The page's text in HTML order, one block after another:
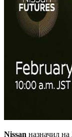
Nissan назначил